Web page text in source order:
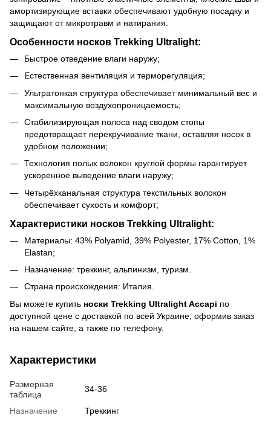
амортизирующие вставки обеспечивают удобную посадку и
защищают от микротравм и натирания.
Особенности носков Trekking Ultralight:
Быстрое отведение влаги наружу;
Естественная вентиляция и терморегуляция;
Ультратонкая структура обеспечивает минимальный вес и
максимальную воздухопроницаемость;
Стабилизирующая полоса над сводом стопы
предотвращает перекручивание ткани, оставляя носок в
удобном положении;
Технология полых волокон круглой формы гарантирует
ускоренное выведение влаги наружу;
Четырёхканальная структура текстильных волокон
обеспечивает сухость и комфорт;
Характеристики носков Trekking Ultralight:
Материалы: 43% Polyamid, 39% Polyester, 17% Cotton, 1%
Elastan;
Назначение: треккинг, альпинизм, туризм.
Страна происхождения: Италия.
Вы можете купить носки Trekking UltralightAccapi по
доступной цене с доставкой по всей Украине, оформив заказ
на нашем сайте, а также по телефону.
Характеристики
Размерная
таблица
34-36
Назначение
Треккинг